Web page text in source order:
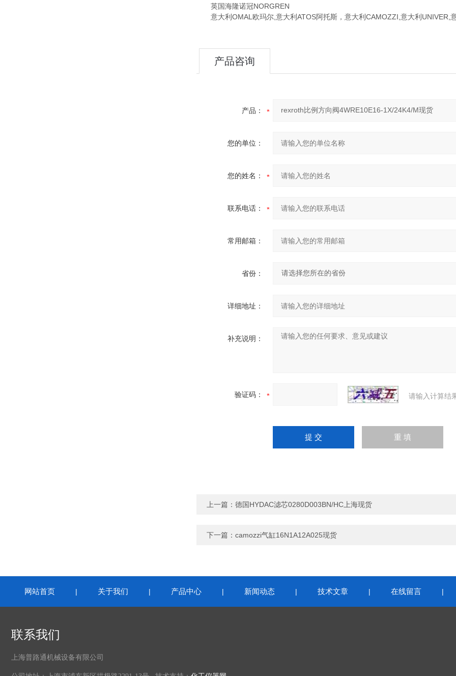
英国海隆诺冠NORGREN
意大利OMAL欧玛尔,意大利ATOS阿托斯，意大利CAMOZZI,意大利UNIVER,
产品咨询
产品：
您的单位：
您的姓名：
联系电话：
常用邮箱：
省份：
详细地址：
补充说明：
验证码： 请输入计算结
上一篇： 德国HYDAC滤芯0280D003BN/HC上海现货
下一篇： camozzi气缸16N1A12A025现货
网站首页 | 关于我们 | 产品中心 | 新闻动态 | 技术文章 | 在线留言 |
联系我们
上海普路通机械设备有限公司